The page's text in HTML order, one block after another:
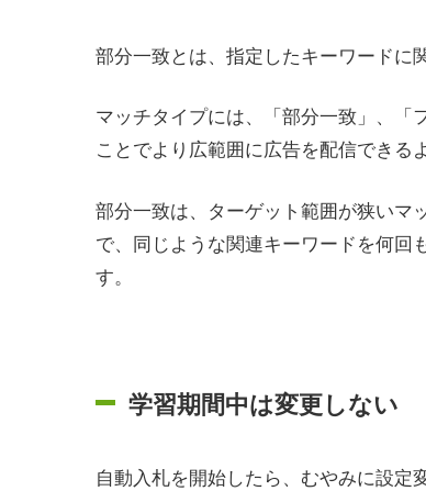
部分一致とは、指定したキーワードに
マッチタイプには、
「部分一致」、
ことでより広範囲に広告を配信できる
部分一致は、ターゲット範囲が狭いマ
で、同じような関連キーワードを何回
す。
学習期間中は変更しない
自動入札を開始したら、むやみに設定